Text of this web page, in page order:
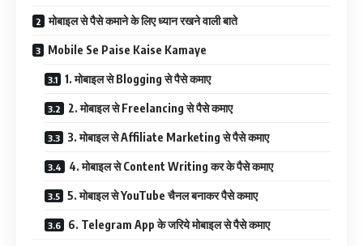
मोबाइल से पैसे कमाने के लिए ध्यान रखने वाली बाते
Mobile Se Paise Kaise Kamaye
1. मोबाइल से Blogging से पैसे कमाए
2. मोबाइल से Freelancing से पैसे कमाए
3. मोबाइल से Affiliate Marketing से पैसे कमाए
4. मोबाइल से Content Writing कर के पैसे कमाए
5. मोबाइल से YouTube चैनल बनाकर पैसे कमाए
6. Telegram App के जरिये मोबाइल से पैसे कमाए